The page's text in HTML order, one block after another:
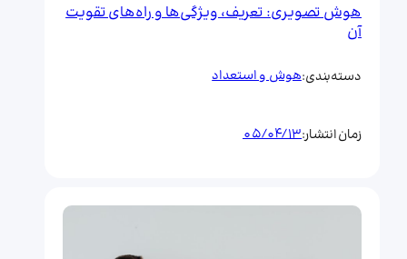
هوش تصویری: تعریف، ویژگی‌ها و راه‌های تقویت
آن
دسته‌بندی:هوش و استعداد
زمان انتشار:05/04/13